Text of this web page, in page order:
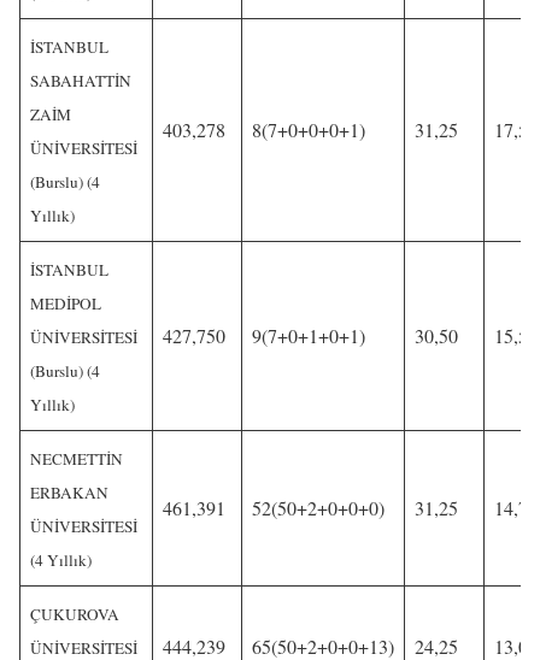
İSTANBUL
SABAHATTİN
ZAİM
ÜNİVERSİTESİ
(Burslu) (4
Yıllık)
403,278 8(7+0+0+0+1) 31,25 17,50
İSTANBUL
MEDİPOL
ÜNİVERSİTESİ
(Burslu) (4
Yıllık)
427,750 9(7+0+1+0+1) 30,50 15,50
NECMETTİN
ERBAKAN
ÜNİVERSİTESİ
(4 Yıllık)
461,391 52(50+2+0+0+0) 31,25 14,75
ÇUKUROVA
ÜNİVERSİTESİ
444,239 65(50+2+0+0+13) 24,25 13,00